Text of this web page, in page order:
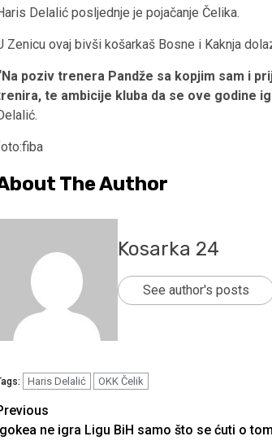
Delalić posljednje je pojačanje Čelika.
Zenicu ovaj bivši košarkaš Bosne i Kaknja
poziv trenera Pandže sa kopjim sam i
te ambicije kluba da se ove godine
The Author
Kosarka 24
See author's posts
Haris Delalić OKK Čelik
ne igra Ligu BiH samo što se ćuti o